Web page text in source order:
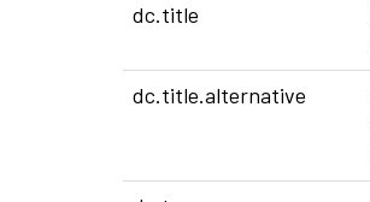
dc.title
dc.title.alternative